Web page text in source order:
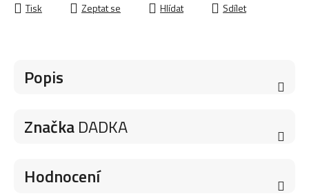
Tisk Zeptat se Hlídat Sdílet
Popis
ZnačkaDADKA
Hodnocení